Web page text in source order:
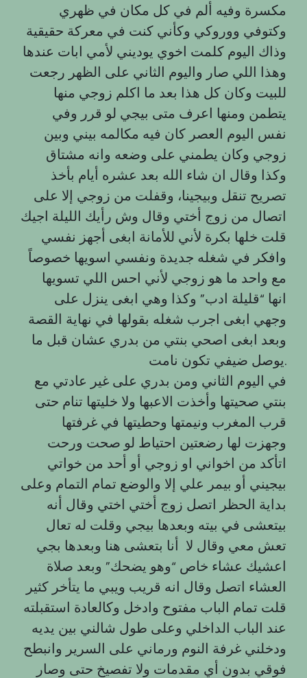
مكسرة وفيه ألم في كل مكان في ظهري
وكتوفي ووروكي وكأني كنت في معركة حقيقية
وذاك اليوم كلمت اخوي يوديني لأمي ابات عندها
وهذا اللي صار واليوم الثاني على الظهر رجعت
للبيت وكان كل هذا بعد ما اكلم زوجي منها
يتطمن ومنها اعرف متى بيجي لو قرر وفي
نفس اليوم العصر كان فيه مكالمه بيني وبين
زوجي وكان يطمني على وضعه وانه مشتاق
وكذا وقال ان شاء الله بعد عشره أيام بأخذ
تصريح تنقل وبيجينا، وقفلت من زوجي إلا على
اتصال من زوج أختي وقال وش رأيك الليلة اجيك
قلت خلها بكرة لأني للأمانة ابغى أجهز نفسي
وافكر في شغله جديدة ونفسي اسويها خصوصاً
مع واحد ما هو زوجي لأني احس اللي تسويها
انها “قليلة ادب” وكذا وهي ابغى ينزل على
وجهي ابغى اجرب شغله بقولها في نهاية القصة
وبعد ابغى اصحي بنتي من بدري عشان قبل ما
يوصل ضيفي تكون نامت.
في اليوم الثاني ومن بدري على غير عادتي مع
بنتي صحيتها وأخذت الاعبها ولا خليتها تنام حتى
قرب المغرب ونيمتها وحطيتها في غرفتها
وجهزت لها رضعتين احتياط لو صحت ورحت
اتأكد من اخواني او زوجي أو أحد من خواتي
بيجيني أو بيمر علي إلا والوضع تمام التمام وعلى
بداية الحظر اتصل زوج أختي اختي وقال أنه
بيتعشى في بيته وبعدها بيجي وقلت له تعال
تعش معي وقال لا أنا بتعشى هنا وبعدها بجي
اعشيك عشاء خاص “وهو يضحك” وبعد صلاة
العشاء اتصل وقال انه قريب ويبي ما يتأخر كثير
قلت تمام الباب مفتوح وادخل وكالعادة استقبلته
عند الباب الداخلي وعلى طول شالني بين يديه
ودخلني غرفة النوم ورماني على السرير وانبطح
فوقي بدون أي مقدمات ولا تفصيخ حتى وصار